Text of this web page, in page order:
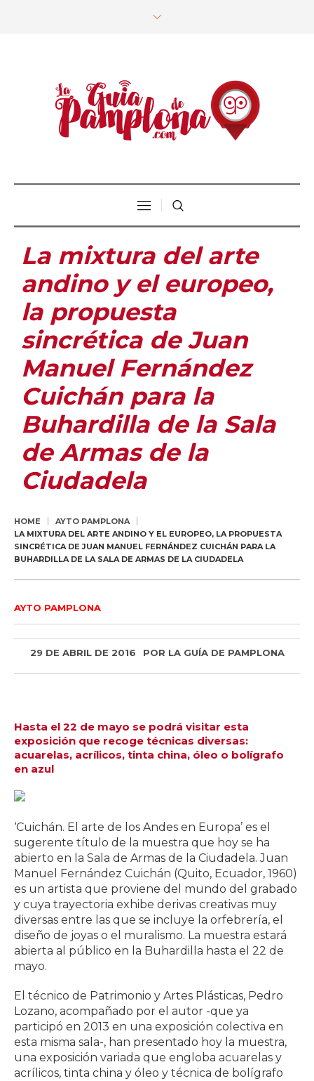
La mixtura del arte
andino y el europeo,
la propuesta
sincrética de Juan
Manuel Fernández
Cuichán para la
Buhardilla de la Sala
de Armas de la
Ciudadela
HOME
AYTO PAMPLONA
LA MIXTURA DEL ARTE ANDINO Y EL EUROPEO, LA PROPUESTA
SINCRÉTICA DE JUAN MANUEL FERNÁNDEZ CUICHÁN PARA LA
BUHARDILLA DE LA SALA DE ARMAS DE LA CIUDADELA
AYTO PAMPLONA
29 DE ABRIL DE 2016 POR LA GUÍA DE PAMPLONA
Hasta el 22 de mayo se podrá visitar esta
exposición que recoge técnicas diversas:
acuarelas, acrílicos, tinta china, óleo o bolígrafo
en azul
‘Cuichán. El arte de los Andes en Europa’ es el
sugerente título de la muestra que hoy se ha
abierto en la Sala de Armas de la Ciudadela. Juan
Manuel Fernández Cuichán (Quito, Ecuador, 1960)
es un artista que proviene del mundo del grabado
y cuya trayectoria exhibe derivas creativas muy
diversas entre las que se incluye la orfebrería, el
diseño de joyas o el muralismo. La muestra estará
abierta al público en la Buhardilla hasta el 22 de
mayo.
El técnico de Patrimonio y Artes Plásticas, Pedro
Lozano, acompañado por el autor -que ya
participó en 2013 en una exposición colectiva en
esta misma sala-, han presentado hoy la muestra,
una exposición variada que engloba acuarelas y
acrílicos, tinta china y óleo y técnica de bolígrafo